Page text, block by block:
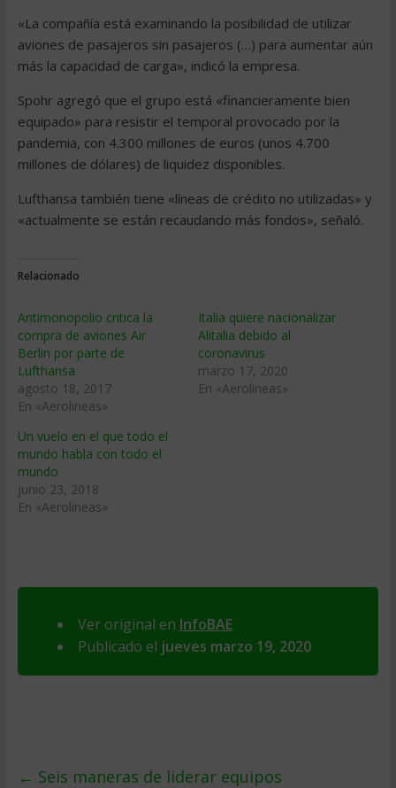
«La compañía está examinando la posibilidad de utilizar
aviones de pasajeros sin pasajeros (…) para aumentar aún
más la capacidad de carga», indicó la empresa.
Spohr agregó que el grupo está «financieramente bien
equipado» para resistir el temporal provocado por la
pandemia, con 4.300 millones de euros (unos 4.700
millones de dólares) de liquidez disponibles.
Lufthansa también tiene «líneas de crédito no utilizadas» y
«actualmente se están recaudando más fondos», señaló.
Relacionado
Antimonopolio critica la
compra de aviones Air
Berlin por parte de
Lufthansa
agosto 18, 2017
En «Aerolineas»
Italia quiere nacionalizar
Alitalia debido al
coronavirus
marzo 17, 2020
En «Aerolineas»
Un vuelo en el que todo el
mundo habla con todo el
mundo
junio 23, 2018
En «Aerolineas»
Ver original en InfoBAE
Publicado el jueves marzo 19, 2020
← Seis maneras de liderar equipos